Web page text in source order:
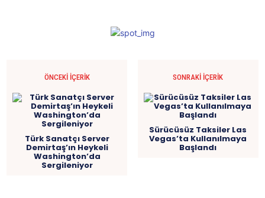
ÖNCEKI İÇERIK
Türk Sanatçı Server
Demirtaş’ın Heykeli
Washington’da
Sergileniyor
SONRAKI İÇERIK
Sürücüsüz Taksiler Las
Vegas’ta Kullanılmaya
Başlandı